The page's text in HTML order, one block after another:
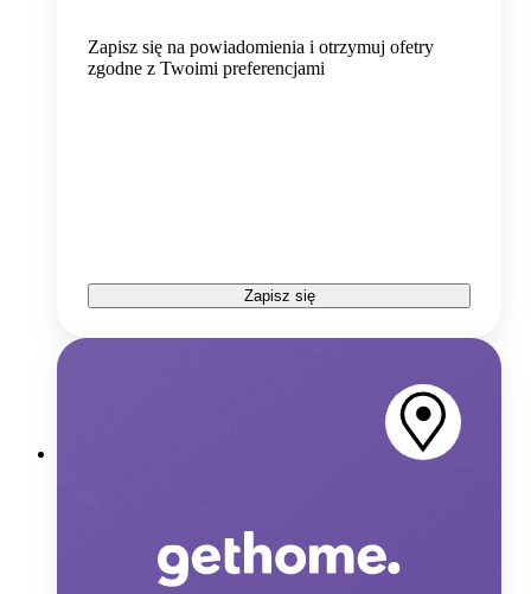
Zapisz się na powiadomienia i otrzymuj ofetry
zgodne z Twoimi preferencjami
Zapisz się